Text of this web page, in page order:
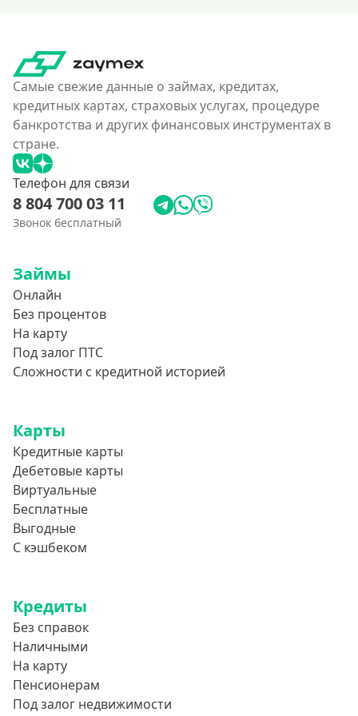
Карта с нулевым остатком
На дебетовую карту
На кредитную карту
На виртуальную карту
На неименную карту
На именную карту
На зарплатную карту
Похожие МФО
Как еКапуста
Наподобие Займера
Словно Золотая Корона
Квику
А-Деньги
Аполлон займ
Веб-Займ
Лайм Займ
Доброзайм
Самые свежие данные о займах, кредитах,
кредитных картах, страховых услугах, процедуре
банкротства и других финансовых инструментах в
стране.
Телефон для связи
8 804 700 03 11
Звонок бесплатный
Займы
Онлайн
Без процентов
На карту
Под залог ПТС
Сложности с кредитной историей
Карты
Кредитные карты
Дебетовые карты
Виртуальные
Бесплатные
Выгодные
С кэшбеком
Кредиты
Без справок
Наличными
На карту
Пенсионерам
Под залог недвижимости